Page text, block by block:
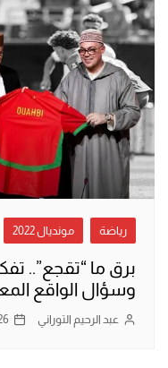
رياضة مونديال 2022
برق ما “تقجع”..
وسؤال الواقع
عبد الرحيم التوراني